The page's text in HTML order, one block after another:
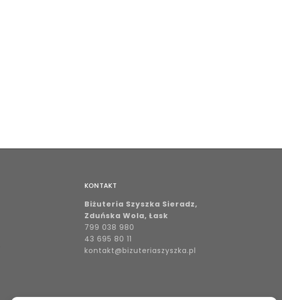
KONTAKT
Biżuteria Szyszka Sieradz,
Zduńska Wola, Łask
799 038 980
43 695 80 11
kontakt@bizuteriaszyszka.pl